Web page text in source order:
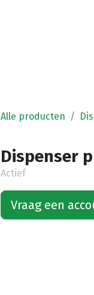
Alle producten
Dispenser
Actief
Vraag een